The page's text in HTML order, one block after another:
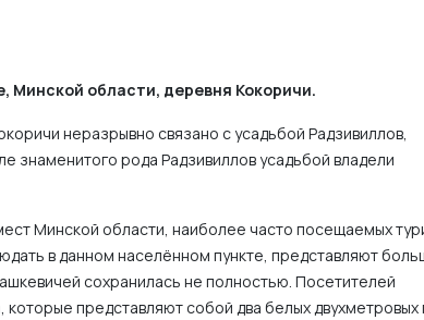
Минской области, деревня Кокоричи.
неразрывно связано с усадьбой Радзивиллов,
знаменитого рода Радзивиллов усадьбой владели
Минской области, наиболее часто посещаемых
в данном населённом пункте, представляют
сохранилась не полностью. Посетителей
представляют собой два белых двухметровых